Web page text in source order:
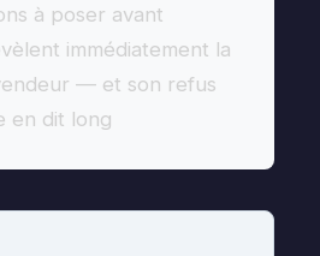
à poser avant
immédiatement la
— et son refus
en dit long